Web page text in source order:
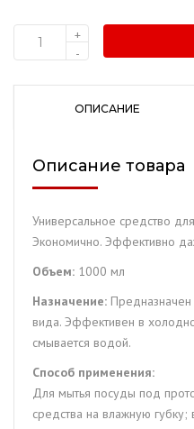
Количество
Средство
"Ramis"
Лимон
+
-
ОПИСАНИЕ
Описание товара
Универсальное средство
Экономично. Эффективно
Объем: 1000 мл
Назначение:
вида. Эффективен в
смывается водой.
Способ применения:
Для мытья посуды под
средства на влажную